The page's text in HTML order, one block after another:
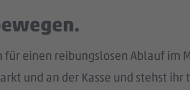
für einen reibungslosen Ablauf im
und an der Kasse und stehst